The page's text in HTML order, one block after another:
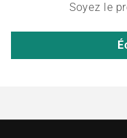
Soyez le